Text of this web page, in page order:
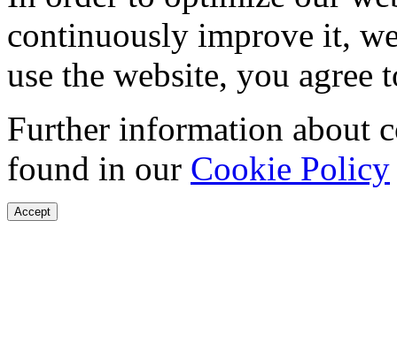
continuously improve it,
use the website, you agree
Further information about
found in our Cookie Policy
Accept